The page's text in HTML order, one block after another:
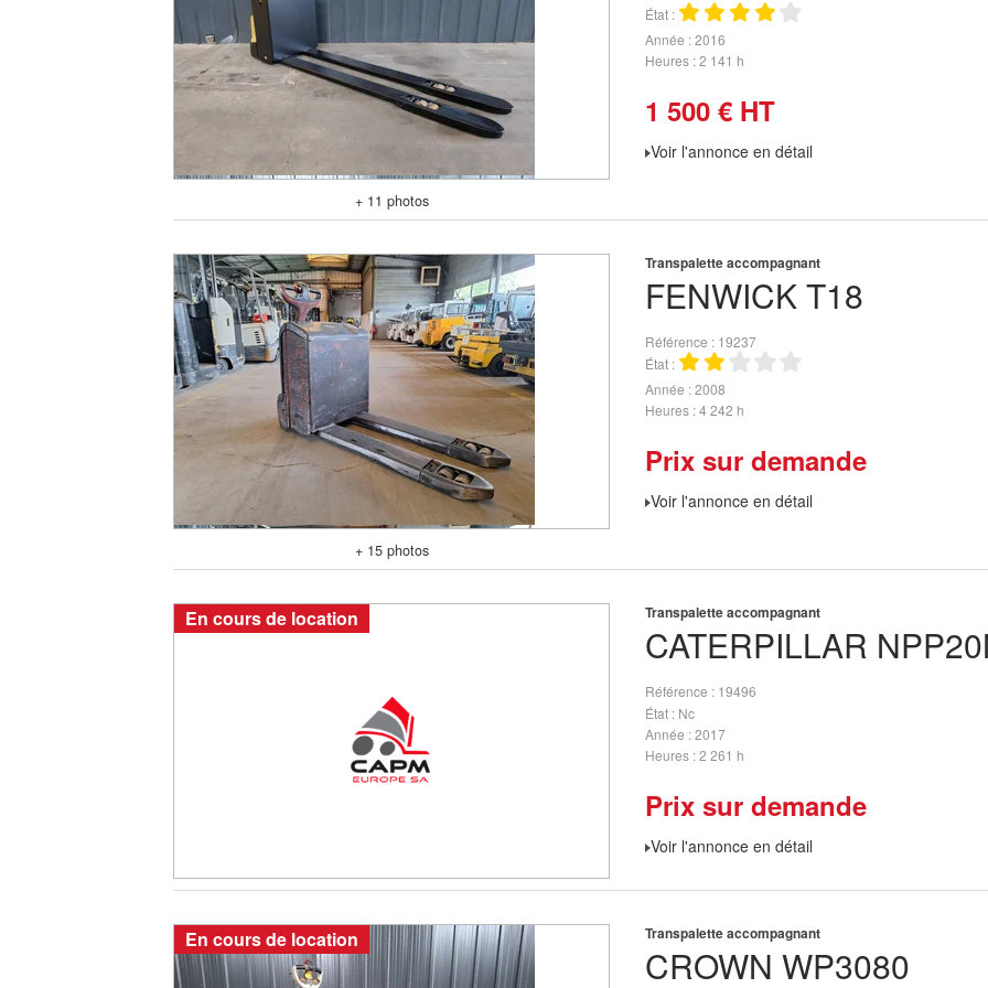
+ 11 photos
État
Année 2016
Heures 2 141 h
1 500 € HT
Voir l'annonce en détail
+ 15 photos
FENWICKT18
Transpalette accompagnant
Référence
19237
État
Année 2008
Heures 4 242 h
Prix sur demande
Voir l'annonce en détail
En cours de location
CATERPILLAR
Transpalette accompagnant
Référence
19496
État Nc
Année 2017
Heures 2 261 h
Prix sur demande
Voir l'annonce en détail
En cours de location
CROWN WP3080
Transpalette accompagnant